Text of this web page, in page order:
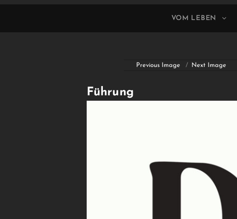
VOM LEBEN
Previous Image Next Image
Führung